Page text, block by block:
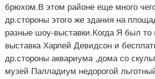
брюхом.В этом районе еще много
др.стороны этого же здания на
разные шоу-выставки.Когда Я был то
выставка Харлей Девидсон и
др.стороны аквариума ,дома со
музей Палладиум недорогой